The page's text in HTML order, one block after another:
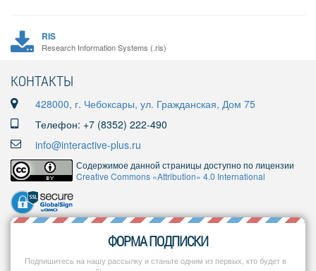
RIS
Research Information Systems (.ris)
КОНТАКТЫ
428000, г. Чебоксары, ул. Гражданская, Дом 75
Телефон: +7 (8352) 222-490
info@interactive-plus.ru
Содержимое данной страницы доступно по лицензии
Creative Commons «Attribution» 4.0 International
ФОРМА ПОДПИСКИ
Подпишитесь на нашу рассылку и станьте одним из первых, кто будет в